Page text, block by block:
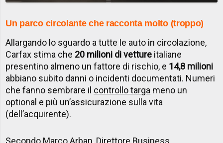
Un parco circolante che racconta molto (troppo)
Allargando lo sguardo a tutte le auto in circolazione,
Carfax stima che 20 milioni di vetture italiane
presentino almeno un fattore di rischio, e 14,8 milioni
abbiano subito danni o incidenti documentati. Numeri
che fanno sembrare il controllo targa meno un
optional e più un’assicurazione sulla vita
(dell’acquirente).
Secondo Marco Arban, Direttore Business